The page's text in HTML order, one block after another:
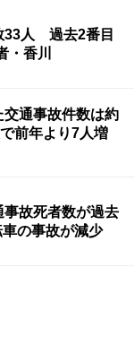
33人 過去2番目
香川
通事故件数は約
前年より7人増
故死者数が過去
の事故が減少